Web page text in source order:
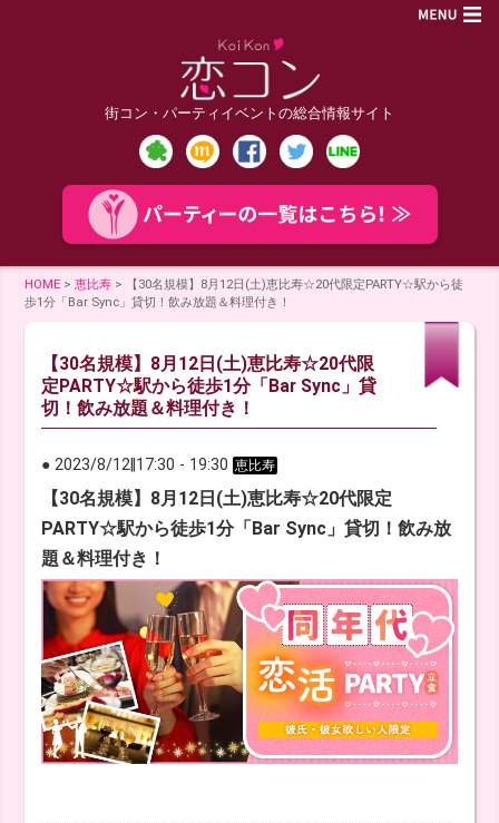
街コン・パーティイベントの総合情報サイト
HOME >恵比寿 >
【30名規模】8月12日(土)恵比寿☆20代限定PARTY☆駅から徒
歩1分「Bar Sync」貸切！飲み放題＆料理付き！
【30名規模】8月12日(土)恵比寿☆20代限
定PARTY☆駅から徒歩1分「Bar Sync」貸
切！飲み放題＆料理付き！
● 2023/8/12 17:30 - 19:30 恵比寿
【30名規模】8月12日(土)恵比寿☆20代限定
PARTY☆駅から徒歩1分「Bar Sync」貸切！飲み放
題＆料理付き！